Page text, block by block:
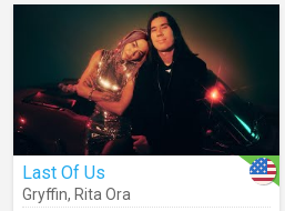
Last Of Us
Gryffin, Rita Ora